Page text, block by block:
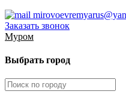
Заказать звонок
Муром
Выбрать город